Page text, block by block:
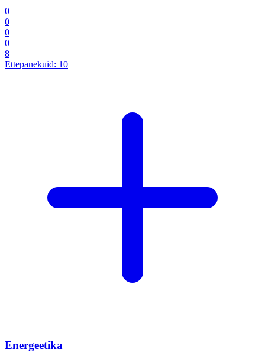
0
0
0
0
8
Ettepanekuid: 10
Energeetika